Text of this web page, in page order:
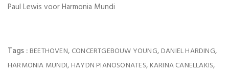
Paul Lewis voorHarmonia Mundi
Tags : BEETHOVEN, CONCERTGEBOUW YOUNG, DANIEL HARDING,
HARMONIA MUNDI, HAYDN PIANOSONATES, KARINA CANELLAKIS,